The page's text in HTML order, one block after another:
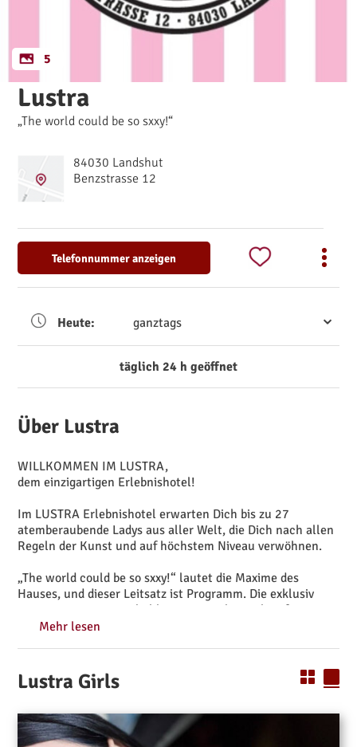
5
Lustra
„The world could be so sxxy!“
84030 Landshut
Benzstrasse 12
Telefonnummer anzeigen
Heute: ganztags
täglich 24 h geöffnet
Über Lustra
WILLKOMMEN IM LUSTRA,
dem einzigartigen Erlebnishotel!
Im LUSTRA Erlebnishotel erwarten Dich bis zu 27
atemberaubende Ladys aus aller Welt, die Dich nach allen
Regeln der Kunst und auf höchstem Niveau verwöhnen.
„The world could be so sxxy!“ lautet die Maxime des
Hauses, und dieser Leitsatz ist Programm. Die exklusiv
ausgestatteten Räumlichkeiten verteilen sich auf 4
Häuser, von denen jedes über einen separaten Eingang mit
Außerdem:
♥ Gute Verkehrsanbindung
♥ Barrierefreier Zugang für Rollstuhlfahrer
♥ Diskrete Parkplätze direkt vor der Tür
Mehr lesen
Lustra Girls